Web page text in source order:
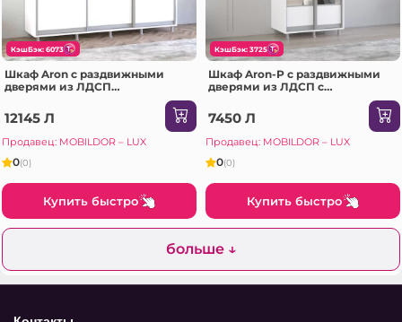
КэшБэк: 6073
Шкаф Aron с раздвижными
дверями из ЛДСП
12145 Л
Продавец: MOBILDOR – LUX
0(0)
Купить быстро
КэшБэк: 3725
Шкаф Aron-P с раздвижными
дверями из ЛДСП с
(100x60x200H см) Белый
блестящий
7450 Л
Продавец: MOBILDOR – LUX
0(0)
Купить быстро
больше ↓